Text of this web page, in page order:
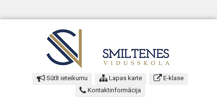
Sūtīt ieteikumu Lapas karte
E-klase
Kontaktinformācija